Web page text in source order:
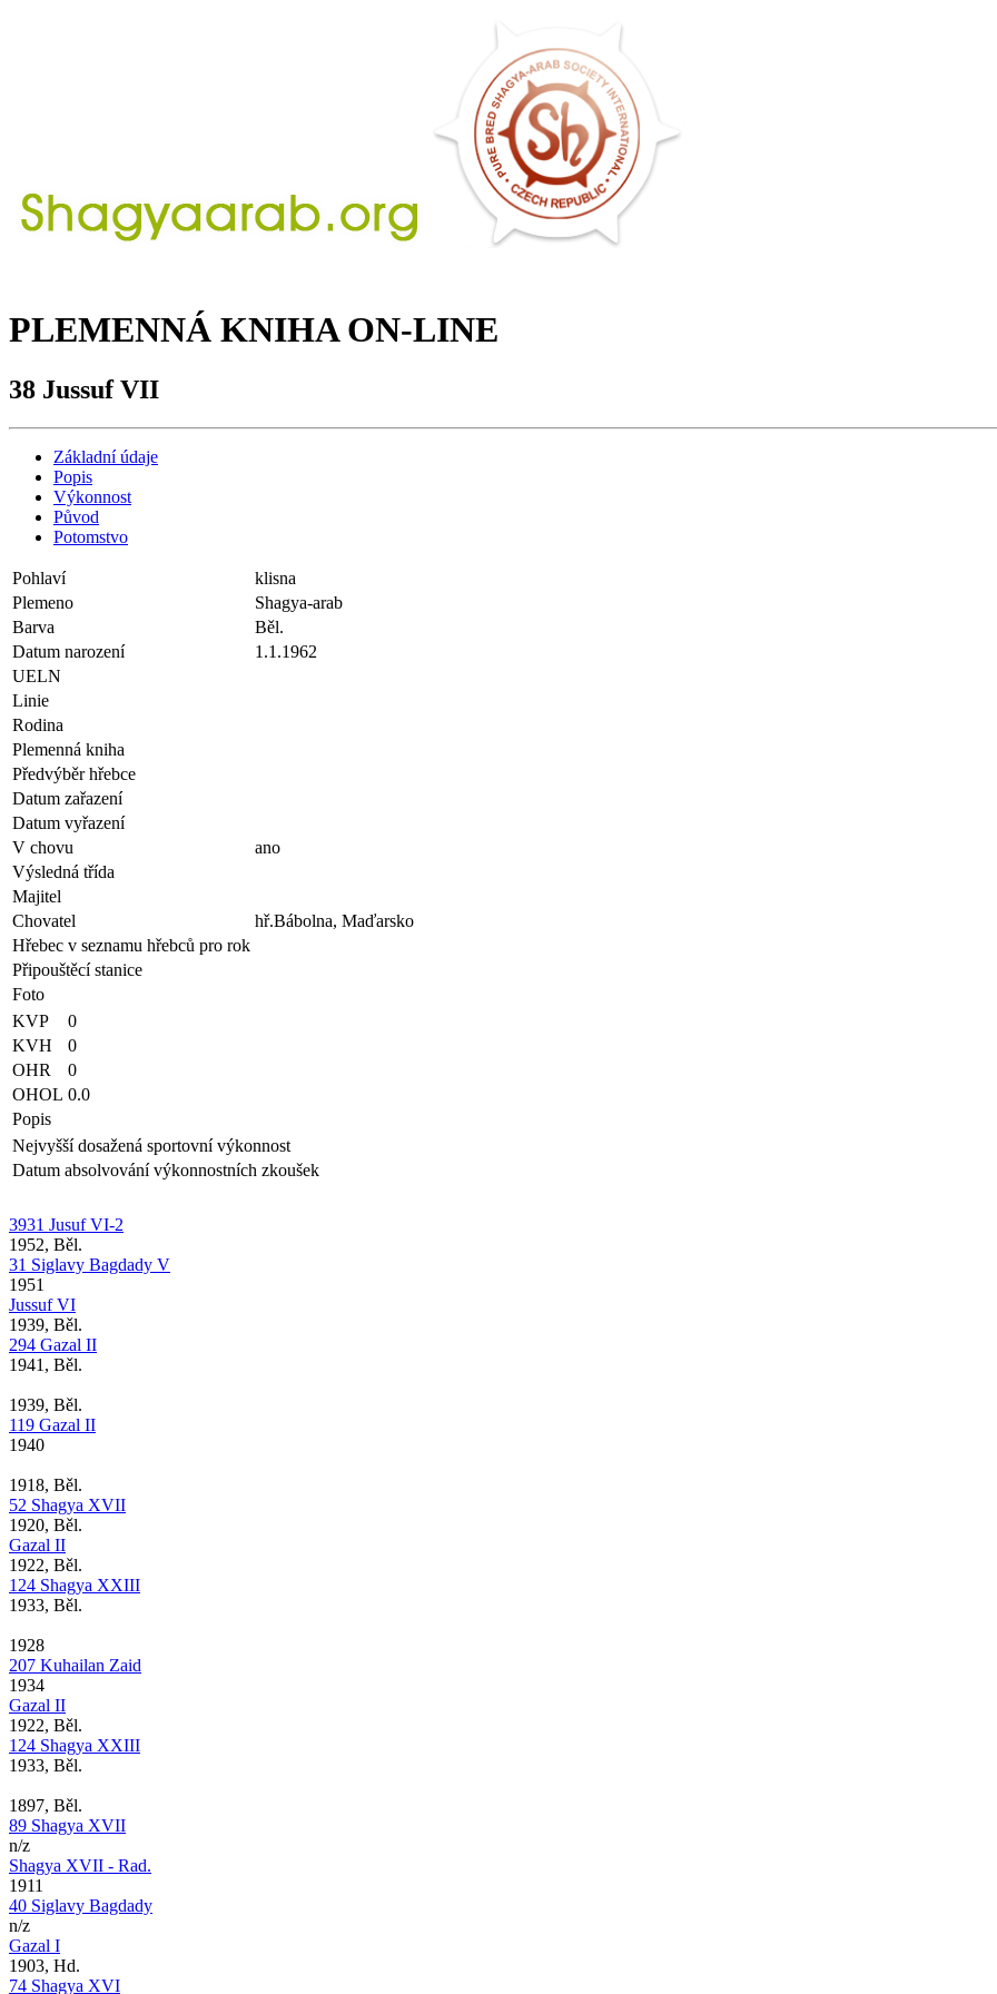
PLEMENNÁ KNIHA ON-LINE
38 Jussuf VII
Základní údaje
Popis
Výkonnost
Původ
Potomstvo
Pohlaví
klisna
Plemeno
Shagya-arab
Barva
Běl.
Datum narození
1.1.1962
UELN
Linie
Rodina
Plemenná kniha
Předvýběr hřebce
Datum zařazení
Datum vyřazení
V chovu
ano
Výsledná třída
Majitel
Chovatel
hř.Bábolna, Maďarsko
Hřebec v seznamu hřebců pro rok
Připouštěcí stanice
Foto
KVP
0
KVH
0
OHR
0
OHOL 0.0
Popis
Nejvyšší dosažená sportovní výkonnost
Datum absolvování výkonnostních zkoušek
3931 Jusuf VI-2
1952, Běl.
31 Siglavy Bagdady V
1951
Jussuf VI
1939, Běl.
294 Gazal II
1941, Běl.
1939, Běl.
119 Gazal II
1940
1918, Běl.
52 Shagya XVII
1920, Běl.
Gazal II
1922, Běl.
124 Shagya XXIII
1933, Běl.
1928
207 Kuhailan Zaid
1934
Gazal II
1922, Běl.
124 Shagya XXIII
1933, Běl.
1897, Běl.
89 Shagya XVII
n/z
Shagya XVII - Rad.
1911
40 Siglavy Bagdady
n/z
Gazal I
1903, Hd.
74 Shagya XVI